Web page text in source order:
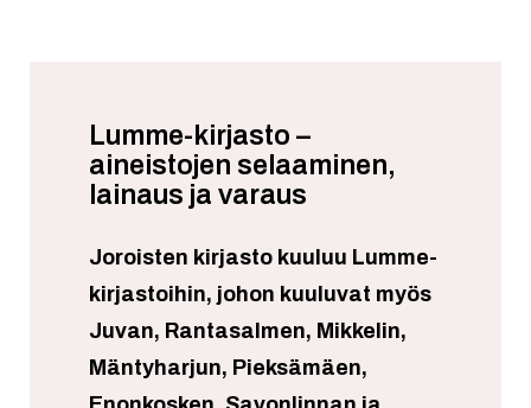
Lumme-kirjasto –
aineistojen selaaminen,
lainaus ja varaus
Joroisten kirjasto kuuluu Lumme-
kirjastoihin, johon kuuluvat myös
Juvan, Rantasalmen, Mikkelin,
Mäntyharjun, Pieksämäen,